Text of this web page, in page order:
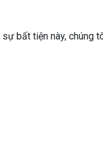
bất tiện này, chúng